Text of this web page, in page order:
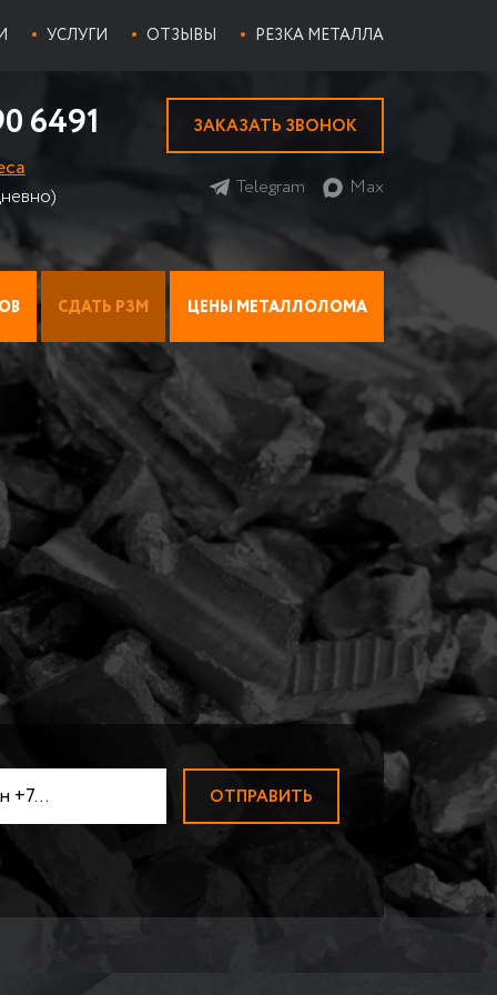
УСЛУГИ ОТЗЫВЫ РЕЗКА МЕТАЛЛА
6491 ЗАКАЗАТЬ ЗВОНОК
Telegram Max
НА МЕТАЛЛОЛОМ
МЕДНЫХ РАДИАТОРОВ
СДАТЬ РЗМ
ПРИЕМ ЛОМА ТИТАНА
Прием стружки титана
Прием титана ВТ 1-0
ПРИЕМ НИХРОМА НА ЛОМ
ПРИЕМ ОЛОВА
БАББИТ
Баббит Б-83
Баббит Б-16
ПРИЕМ ПРИПОЯ
ПРИЕМ ВОЛЬФРАМА
Прием вольфрамовой
ЛОМ МАГНИЯ
ПРИЕМ НИКЕЛЯ
ТВЕРДОСПЛАВЫ ВК-ТК
ПРИЕМ МОЛИБДЕНА
ПРИЕМ ЦИРКОНИЯ
ПРИЕМ КОБАЛЬТА
БЫСТРОРЕЗЫ
Быстрорезы Р6М5
ЦЕНЫ МЕТАЛЛОЛОМА
ЦЕНЫ НА ЦВЕТМЕТ